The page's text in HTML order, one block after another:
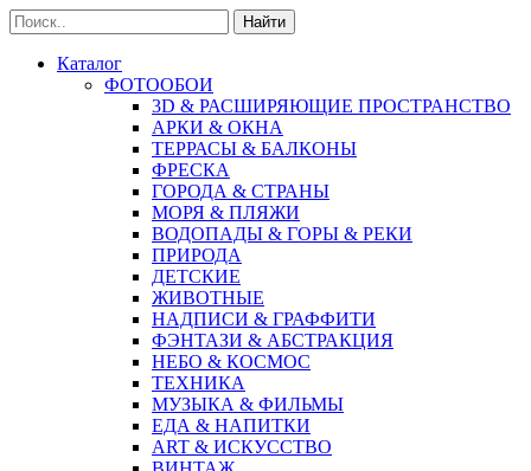
Найти
Каталог
ФОТООБОИ
3D & РАСШИРЯЮЩИЕ ПРОСТРАНСТВО
АРКИ & ОКНА
ТЕРРАСЫ & БАЛКОНЫ
ФРЕСКА
ГОРОДА & СТРАНЫ
МОРЯ & ПЛЯЖИ
ВОДОПАДЫ & ГОРЫ & РЕКИ
ПРИРОДА
ДЕТСКИЕ
ЖИВОТНЫЕ
НАДПИСИ & ГРАФФИТИ
ФЭНТАЗИ & АБСТРАКЦИЯ
НЕБО & КОСМОС
ТЕХНИКА
МУЗЫКА & ФИЛЬМЫ
ЕДА & НАПИТКИ
ART & ИСКУССТВО